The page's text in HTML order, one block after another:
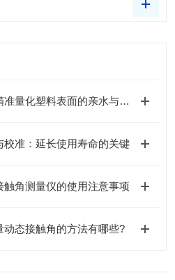
广东北斗仪器CA200如何精准量化塑料表面的亲水与疏水行为？
校准：延长使用寿命的关键
角测量仪的使用注意事项
态接触角的方法有哪些?